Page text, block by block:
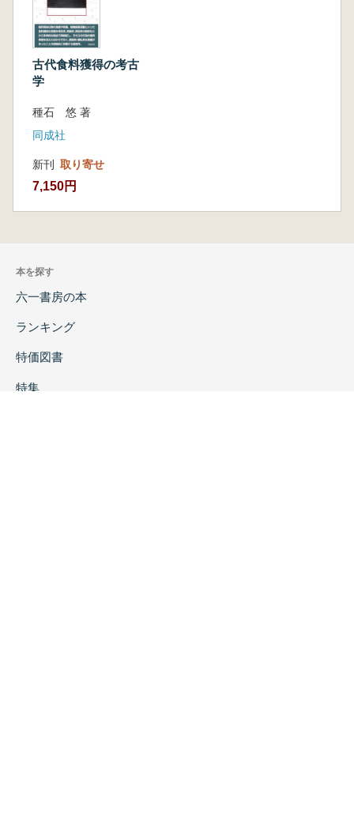
古代食料獲得の考古
学
種石 悠 著
同成社
新刊 取り寄せ
7,150円
本を探す
六一書房の本
ランキング
特価図書
特集